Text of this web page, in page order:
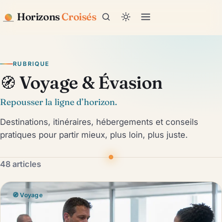
HorizonsCroisés
RUBRIQUE
🧭 Voyage & Évasion
Repousser la ligne d’horizon.
Destinations, itinéraires, hébergements et conseils
pratiques pour partir mieux, plus loin, plus juste.
48 articles
🧭 Voyage